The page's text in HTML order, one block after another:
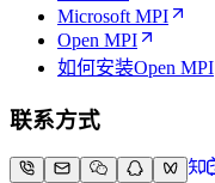
Microsoft MPI
Open MPI
如何安装Open MPI
联系方式